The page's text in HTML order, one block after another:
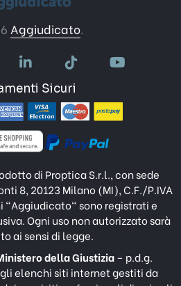
Aggiudicato.
Sicuri
di Proptica S.r.l., con sede
8, 20123 Milano (MI), C.F./P.IVA
"Aggiudicato" sono registrati e
Ogni uso non autorizzato sarà
ai sensi di legge.
della Giustizia– p.d.g.
elenchi siti internet gestiti da